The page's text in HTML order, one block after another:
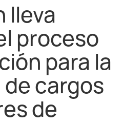
lleva
proceso
para la
cargos
de